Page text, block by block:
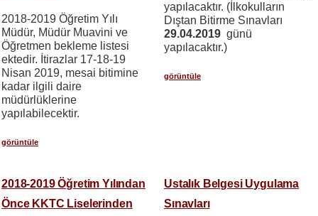
2018-2019 Öğretim Yılı
Müdür, Müdür Muavini ve
Öğretmen bekleme listesi
ektedir. İtirazlar 17-18-19
Nisan 2019, mesai bitimine
kadar ilgili daire
müdürlüklerine
yapılabilecektir.
görüntüle
yapılacaktır. (İlkokulların
Dıştan Bitirme Sınavları
29.04.2019 günü
yapılacaktır.)
görüntüle
2018-2019 Öğretim Yılından
Önce KKTC Liselerinden
Ustalık Belgesi Uygulama
Sınavları